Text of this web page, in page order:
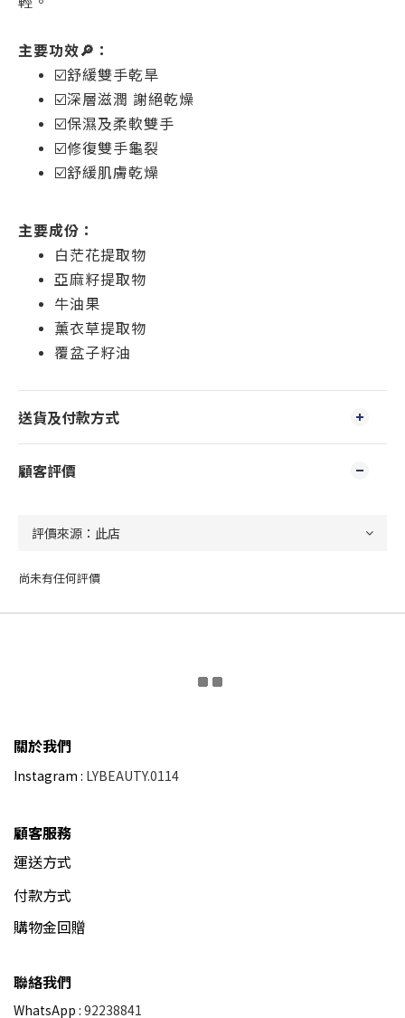
主要功效🔎：
☑️舒緩雙手乾旱
☑️深層滋潤 謝絕乾燥
☑️保濕及柔軟雙手
☑️修復雙手龜裂
☑️舒緩肌膚乾燥
主要成份：
白茫花提取物
亞麻籽提取物
牛油果
薰衣草提取物
覆盆子籽油
送貨及付款方式
顧客評價
尚未有任何評價
關於我們
Instagram : LYBEAUTY.0114
顧客服務
運送方式
付款方式
購物金回贈
聯絡我們
WhatsApp : 92238841